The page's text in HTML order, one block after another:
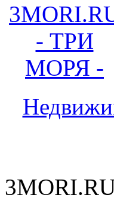
- ТРИ
МОРЯ -